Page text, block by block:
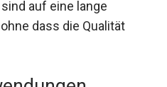
Jacke, allerdings
sind auf eine lange
dass die Qualität